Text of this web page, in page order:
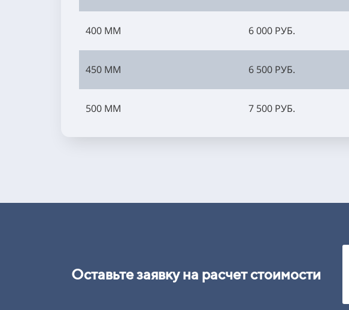
400 ММ 6 000 РУБ.
450 ММ 6 500 РУБ.
500 ММ 7 500 РУБ.
Оставьте заявку на расчет стоимости